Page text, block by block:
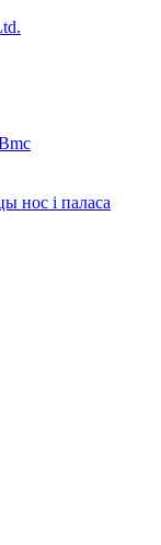
нос і паласа